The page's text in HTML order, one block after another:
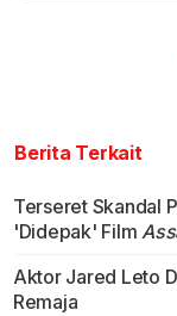
Berita Terkait
Terseret Skandal
'Didepak' Film
Aktor Jared Leto
Remaja